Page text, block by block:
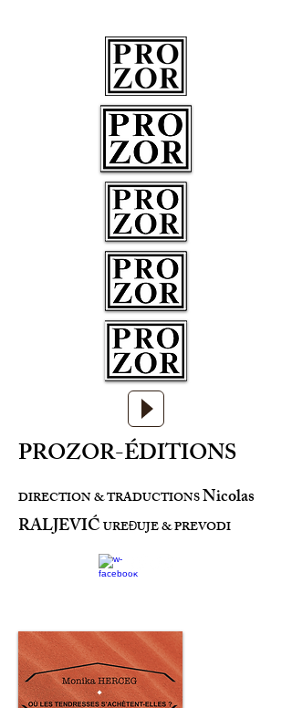
PROZOR-ÉDITIONS
DIRECTION & TRADUCTIONSNicolas
RALJEVIĆUREĐUJE & PREVODI